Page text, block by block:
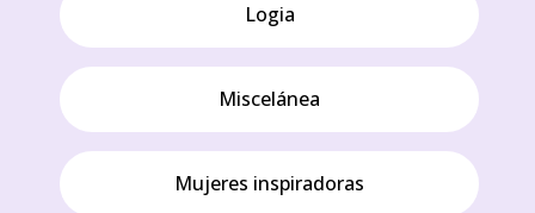
Logia
Miscelánea
Mujeres inspiradoras